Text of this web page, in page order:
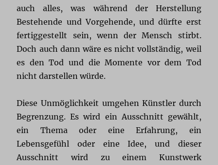
auch alles, was während der Herstellung
Bestehende und Vorgehende, und dürfte erst
fertiggestellt sein, wenn der Mensch stirbt.
Doch auch dann wäre es nicht vollständig, weil
es den Tod und die Momente vor dem Tod
nicht darstellen würde.
Diese Unmöglichkeit umgehen Künstler durch
Begrenzung. Es wird ein Ausschnitt gewählt,
ein Thema oder eine Erfahrung, ein
Lebensgefühl oder eine Idee, und dieser
Ausschnitt wird zu einem Kunstwerk